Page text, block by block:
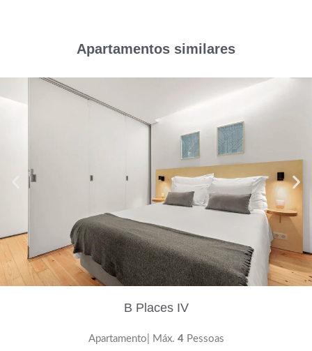
Apartamentos similares
B Places IV
Apartamento| Máx. 4Pessoas